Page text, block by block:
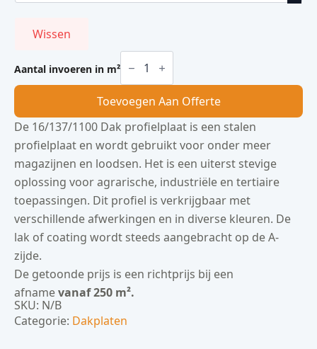
Wissen
Aantal invoeren in m²
16/137/1100
Dak
Toevoegen Aan Offerte
De 16/137/1100 Dak profielplaat is een stalen
profielplaat en wordt gebruikt voor onder meer
magazijnen en loodsen. Het is een uiterst stevige
oplossing voor agrarische, industriële en tertiaire
toepassingen. Dit profiel is verkrijgbaar met
verschillende afwerkingen en in diverse kleuren. De
lak of coating wordt steeds aangebracht op de A-
zijde.
De getoonde prijs is een richtprijs bij een
afnamevanaf 250 m².
SKU: N/B
Categorie: Dakplaten